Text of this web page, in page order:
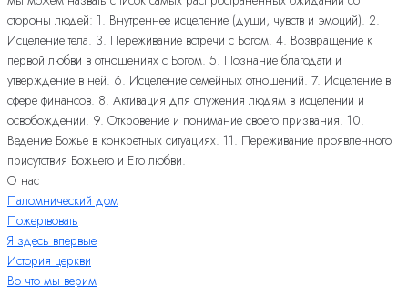
стороны людей: 1. Внутреннее исцеление (души, чувств и эмоций). 2.
Исцеление тела. 3. Переживание встречи с Богом. 4. Возвращение к
первой любви в отношениях с Богом. 5. Познание благодати и
утверждение в ней. 6. Исцеление семейных отношений. 7. Исцеление в
сфере финансов. 8. Активация для служения людям в исцелении и
освобождении. 9. Откровение и понимание своего призвания. 10.
Ведение Божье в конкретных ситуациях. 11. Переживание проявленного
присутствия Божьего и Его любви.
О нас
Паломнический дом
Пожертвовать
Я здесь впервые
История церкви
Во что мы верим